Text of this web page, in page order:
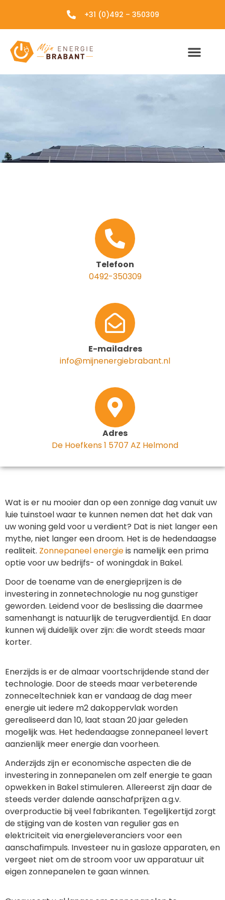
+31 (0)492 – 350309
Telefoon
0492-350309
E-mailadres
info@mijnenergiebrabant.nl
Adres
De Hoefkens 1 5707 AZ Helmond
Wat is er nu mooier dan op een zonnige dag vanuit uw
luie tuinstoel waar te kunnen nemen dat het dak van
uw woning geld voor u verdient? Dat is niet langer een
mythe, niet langer een droom. Het is de hedendaagse
realiteit. Zonnepaneel energieis namelijk een prima
optie voor uw bedrijfs- of woningdak in Bakel.
Door de toename van de energieprijzen is de
investering in zonnetechnologie nu nog gunstiger
geworden. Leidend voor de beslissing die daarmee
samenhangt is natuurlijk de terugverdientijd. En daar
kunnen wij duidelijk over zijn: die wordt steeds maar
korter.
Enerzijds is er de almaar voortschrijdende stand der
technologie. Door de steeds maar verbeterende
zonneceltechniek kan er vandaag de dag meer
energie uit iedere m2 dakoppervlak worden
gerealiseerd dan 10, laat staan 20 jaar geleden
mogelijk was. Het hedendaagse zonnepaneel levert
aanzienlijk meer energie dan voorheen.
Anderzijds zijn er economische aspecten die de
investering in zonnepanelen om zelf energie te gaan
opwekken in Bakel stimuleren. Allereerst zijn daar de
steeds verder dalende aanschafprijzen a.g.v.
overproductie bij veel fabrikanten. Tegelijkertijd zorgt
de stijging van de kosten van regulier gas en
elektriciteit via energieleveranciers voor een
aanschafimpuls. Investeer nu in gasloze apparaten, en
vergeet niet om de stroom voor uw apparatuur uit
eigen zonnepanelen te gaan winnen.